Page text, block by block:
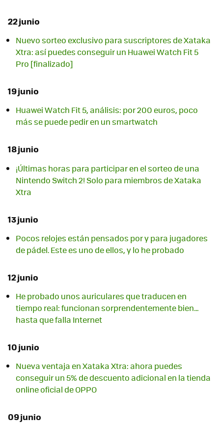
22 junio
Nuevo sorteo exclusivo para suscriptores de Xataka
Xtra: así puedes conseguir un Huawei Watch Fit 5
Pro [finalizado]
19 junio
Huawei Watch Fit 5, análisis: por 200 euros, poco
más se puede pedir en un smartwatch
18 junio
¡Últimas horas para participar en el sorteo de una
Nintendo Switch 2! Solo para miembros de Xataka
Xtra
13 junio
Pocos relojes están pensados por y para jugadores
de pádel. Este es uno de ellos, y lo he probado
12 junio
He probado unos auriculares que traducen en
tiempo real: funcionan sorprendentemente bien…
hasta que falla Internet
10 junio
Nueva ventaja en Xataka Xtra: ahora puedes
conseguir un 5% de descuento adicional en la tienda
online oficial de OPPO
09 junio